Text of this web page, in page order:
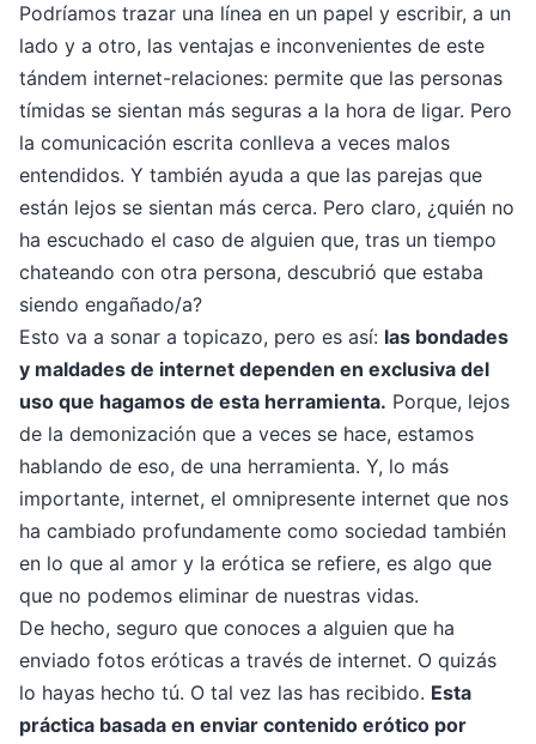
Podríamos trazar una línea en un papel y escribir, a un
lado y a otro, las ventajas e inconvenientes de este
tándem internet-relaciones: permite que las personas
tímidas se sientan más seguras a la hora de ligar. Pero
la comunicación escrita conlleva a veces malos
entendidos. Y también ayuda a que las parejas que
están lejos se sientan más cerca. Pero claro, ¿quién no
ha escuchado el caso de alguien que, tras un tiempo
chateando con otra persona, descubrió que estaba
siendo engañado/a?
Esto va a sonar a topicazo, pero es así: las bondades
y maldades de internet dependen en exclusiva del
uso que hagamos de esta herramienta. Porque, lejos
de la demonización que a veces se hace, estamos
hablando de eso, de una herramienta. Y, lo más
importante, internet, el omnipresente internet que nos
ha cambiado profundamente como sociedad también
en lo que al amor y la erótica se refiere, es algo que
que no podemos eliminar de nuestras vidas.
De hecho, seguro que conoces a alguien que ha
enviado fotos eróticas a través de internet. O quizás
lo hayas hecho tú. O tal vez las has recibido. Esta
práctica basada en enviar contenido erótico por